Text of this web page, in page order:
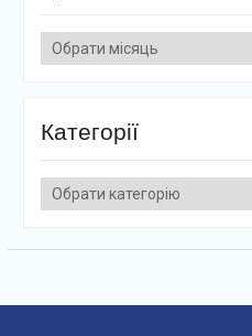
Архіви
Категорії
Категорії